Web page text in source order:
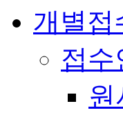
개별접
접수
원